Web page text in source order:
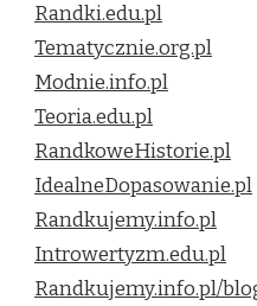
Randki.edu.pl
Tematycznie.org.pl
Modnie.info.pl
Teoria.edu.pl
RandkoweHistorie.pl
IdealneDopasowanie.pl
Randkujemy.info.pl
Introwertyzm.edu.pl
Randkujemy.info.pl/